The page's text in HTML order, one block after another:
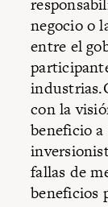
negocio o
entre el
con la
beneficio
fallas de
beneficios